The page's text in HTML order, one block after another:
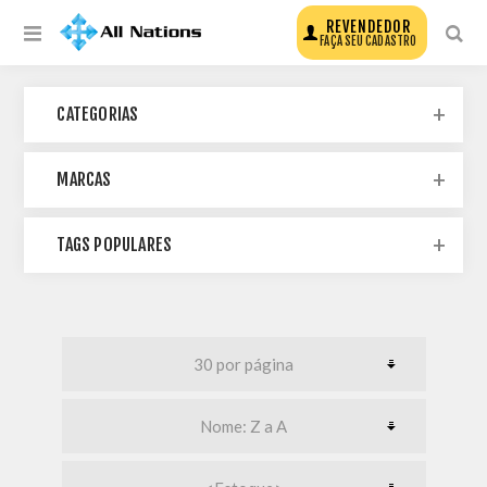
REVENDEDOR
FAÇA SEU CADASTRO
CATEGORIAS
MARCAS
TAGS POPULARES